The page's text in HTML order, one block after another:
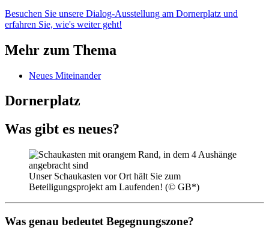
Besuchen Sie unsere Dialog-Ausstellung am Dornerplatz und
erfahren Sie, wie's weiter geht!
Mehr zum Thema
Neues Miteinander
Dornerplatz
Was gibt es neues?
Unser Schaukasten vor Ort hält Sie zum
Beteiligungsprojekt am Laufenden! (© GB*)
Was genau bedeutet Begegnungszone?